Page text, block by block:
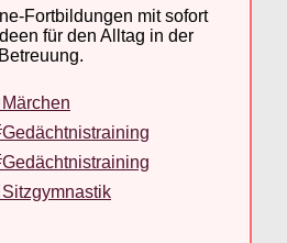
Fortbildungen mit sofort
für den Alltag in der
Betreuung.